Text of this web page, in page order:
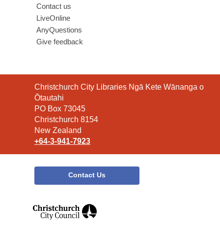
Contact us
LiveOnline
AnyQuestions
Give feedback
Contact
the
Library
Christchurch City Libraries Ngā Kete Wānanga o
Ōtautahi
PO Box 73045
Christchurch 8154
New Zealand
+64-3-941-7923
Contact Us